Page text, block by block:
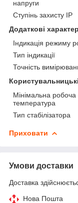
напруги
Ступінь захисту IP
Додаткові
Індикація режиму
Тип індикації
Точність
Мінімальна робоча
температура
Тип стабілізатора
Приховати
Умови доставки
Доставка
Нова Пошта